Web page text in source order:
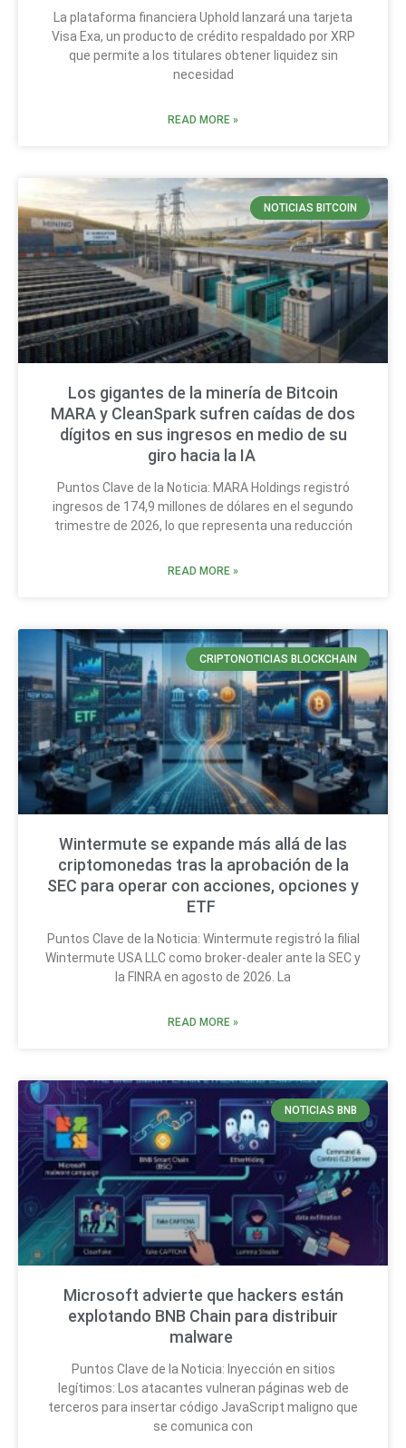
La plataforma financiera Uphold lanzará una tarjeta
Visa Exa, un producto de crédito respaldado por XRP
que permite a los titulares obtener liquidez sin
necesidad
READ MORE »
NOTICIAS BITCOIN
Los gigantes de la minería de Bitcoin
MARA y CleanSpark sufren caídas de dos
dígitos en sus ingresos en medio de su
giro hacia la IA
Puntos Clave de la Noticia: MARA Holdings registró
ingresos de 174,9 millones de dólares en el segundo
trimestre de 2026, lo que representa una reducción
READ MORE »
CRIPTONOTICIAS BLOCKCHAIN
Wintermute se expande más allá de las
criptomonedas tras la aprobación de la
SEC para operar con acciones, opciones y
ETF
Puntos Clave de la Noticia: Wintermute registró la filial
Wintermute USA LLC como broker-dealer ante la SEC y
la FINRA en agosto de 2026. La
READ MORE »
NOTICIAS BNB
Microsoft advierte que hackers están
explotando BNB Chain para distribuir
malware
Puntos Clave de la Noticia: Inyección en sitios
legítimos: Los atacantes vulneran páginas web de
terceros para insertar código JavaScript maligno que
se comunica con